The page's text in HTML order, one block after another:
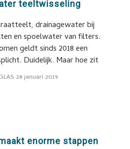
teeltwisseling
drainagewater bij
en spoelwater van filters.
geldt sinds 2018 een
Duidelijk. Maar hoe zit
28 januari 2019
enorme stappen